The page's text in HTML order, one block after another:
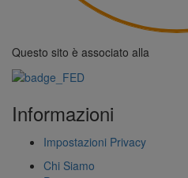
Questo sito è associato alla
Informazioni
Impostazioni Privacy
Chi Siamo